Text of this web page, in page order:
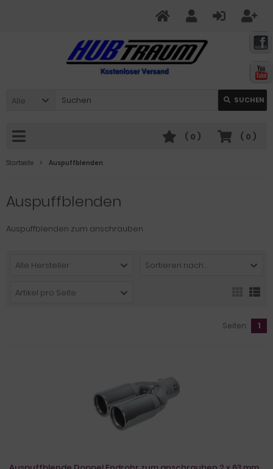
Alle SUCHEN
( 0 )
( 0 )
Startseite Auspuffblenden
Auspuffblenden
Auspuffblenden zum anschrauben
Alle Hersteller Sortieren nach ...
Artikel pro Seite
Seiten: 1